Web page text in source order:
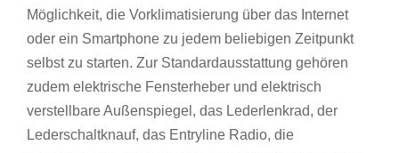
Möglichkeit, die Vorklimatisierung über das Internet
oder ein Smartphone zu jedem beliebigen Zeitpunkt
selbst zu starten. Zur Standardausstattung gehören
zudem elektrische Fensterheber und elektrisch
verstellbare Außenspiegel, das Lederlenkrad, der
Lederschaltknauf, das Entryline Radio, die